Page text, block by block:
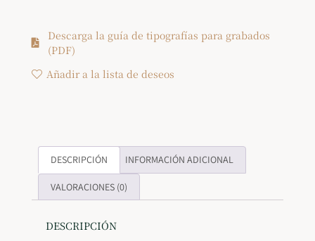
Descarga la guía de tipografías para grabados
(PDF)
Añadir a la lista de deseos
DESCRIPCIÓN INFORMACIÓN ADICIONAL
VALORACIONES (0)
DESCRIPCIÓN